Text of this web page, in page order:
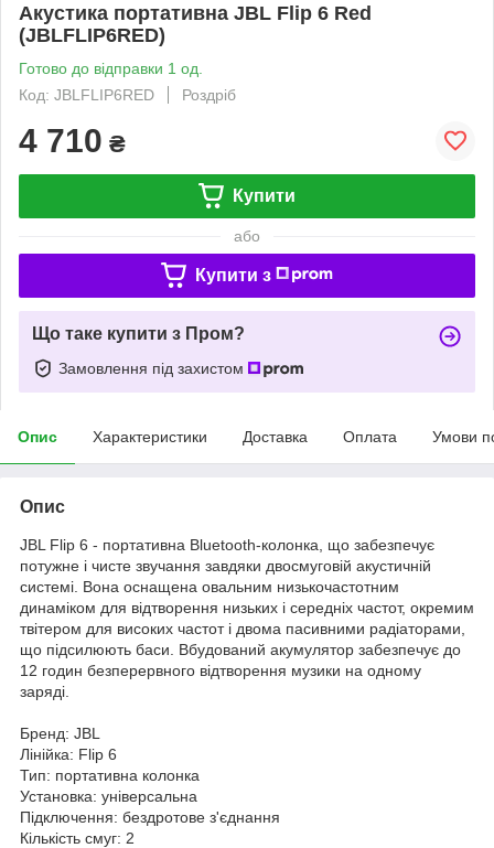
Акустика портативна JBL Flip 6 Red
(JBLFLIP6RED)
Готово до відправки 1 од.
Код: JBLFLIP6RED
Роздріб
4 710 ₴
Купити
або
Купити з
Що таке купити з Пром?
Замовлення під захистом
Опис Характеристики Доставка Оплата Умови
Опис
JBL Flip 6 - портативна Bluetooth-колонка, що забезпечує
потужне і чисте звучання завдяки двосмуговій акустичній
системі. Вона оснащена овальним низькочастотним
динаміком для відтворення низьких і середніх частот, окремим
твітером для високих частот і двома пасивними радіаторами,
що підсилюють баси. Вбудований акумулятор забезпечує до
12 годин безперервного відтворення музики на одному
заряді.
Бренд: JBL
Лінійка: Flip 6
Тип: портативна колонка
Установка: універсальна
Підключення: бездротове з'єднання
Кількість смуг: 2